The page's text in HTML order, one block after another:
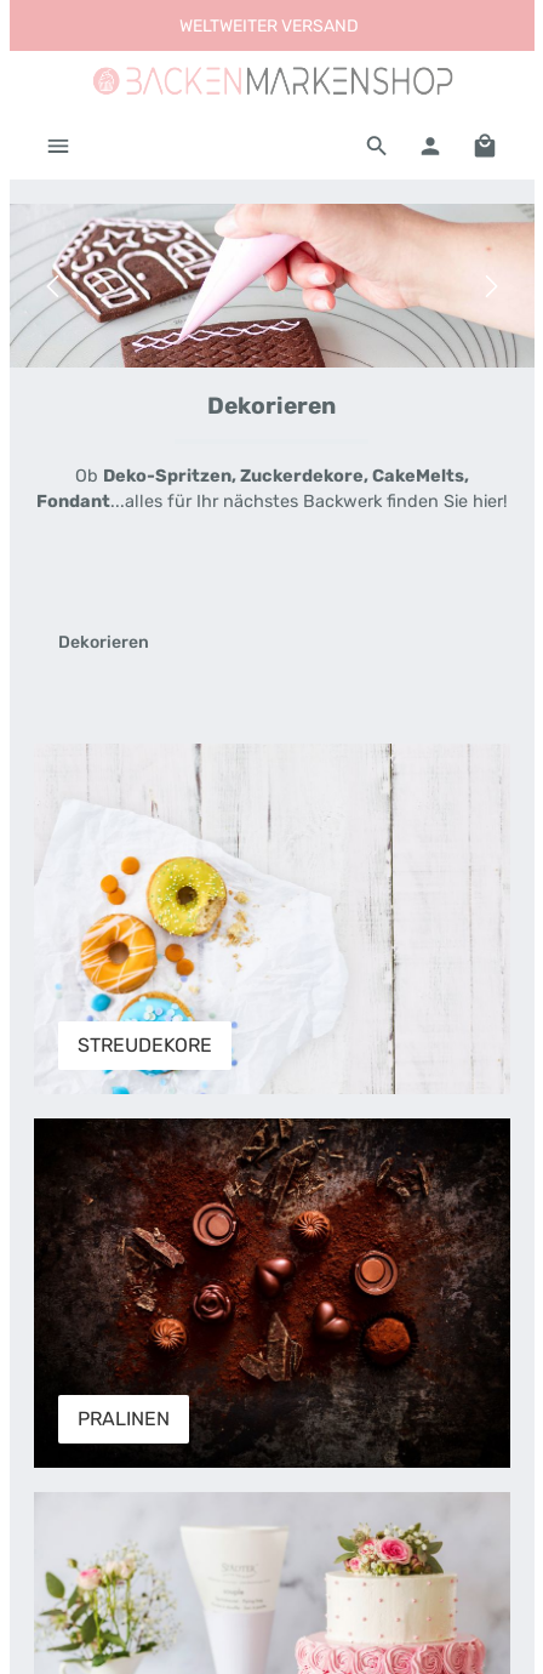
Zum Hauptinhalt springenWELTWEITER VERSAND
Bildergalerie überspringen
Dekorieren
Ob Deko-Spritzen, Zuckerdekore, CakeMelts,
Fondant...alles für Ihr nächstes Backwerk finden Sie hier!
Dekorieren
STREUDEKORE
STREUDEKORE
PRALINEN
PRALINEN